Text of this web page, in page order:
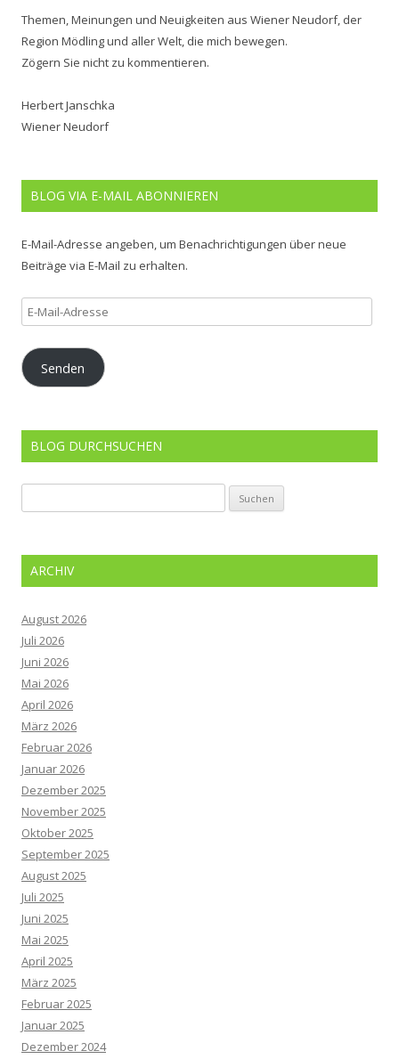
Themen, Meinungen und Neuigkeiten aus Wiener Neudorf, der
Region Mödling und aller Welt, die mich bewegen.
Zögern Sie nicht zu kommentieren.
Herbert Janschka
Wiener Neudorf
BLOG VIA E-MAIL ABONNIEREN
E-Mail-Adresse angeben, um Benachrichtigungen über neue
Beiträge via E-Mail zu erhalten.
E-
Mail-
Adresse
Senden
BLOG DURCHSUCHEN
nach:
ARCHIV
August 2026
Juli 2026
Juni 2026
Mai 2026
April 2026
März 2026
Februar 2026
Januar 2026
Dezember 2025
November 2025
Oktober 2025
September 2025
August 2025
Juli 2025
Juni 2025
Mai 2025
April 2025
März 2025
Februar 2025
Januar 2025
Dezember 2024